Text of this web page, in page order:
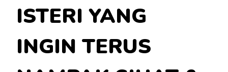
ISTERI YANG
INGIN TERUS